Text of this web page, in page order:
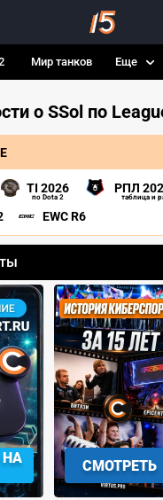
Мир танков Еще
о SSol по
TI 2026
по Dota 2
РПЛ
таблица и
EWC R6
НА
СМОТРЕТЬ